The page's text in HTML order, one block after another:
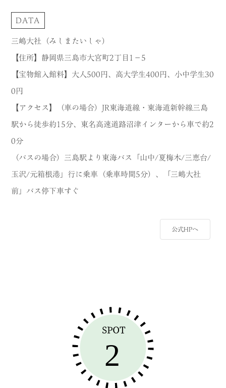
DATA
三嶋大社（みしまたいしゃ）
【住所】静岡県三島市大宮町2丁目1−5
【宝物館入館料】大人500円、高大学生400円、小中学生30
0円
【アクセス】（車の場合）JR東海道線・東海道新幹線三島
駅から徒歩約15分、東名高速道路沼津インターから車で約2
0分
（バスの場合）三島駅より東海バス「山中/夏梅木/三恵台/
玉沢/元箱根港」行に乗車（乗車時間5分）、「三嶋大社
前」バス停下車すぐ
公式HPへ